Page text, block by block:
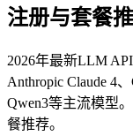
注册与套餐
2026年最新LLM
Anthropic Claude 4
Qwen3等主流模型
餐推荐。